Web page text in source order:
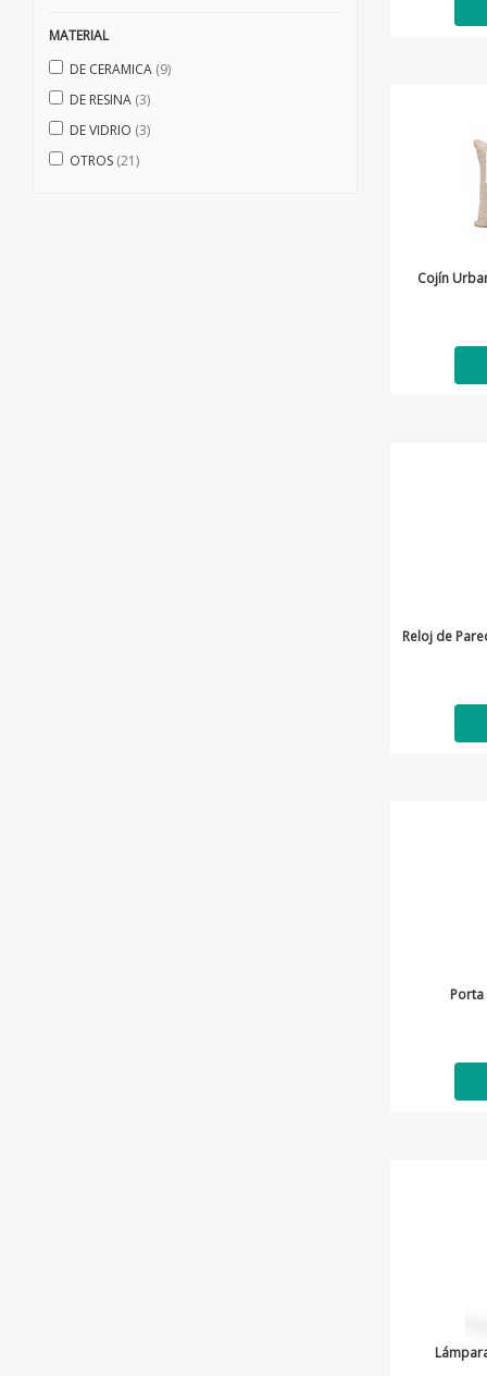
MATERIAL
DE CERAMICA (9)
DE RESINA (3)
DE VIDRIO (3)
OTROS (21)
Cojín
Reloj de